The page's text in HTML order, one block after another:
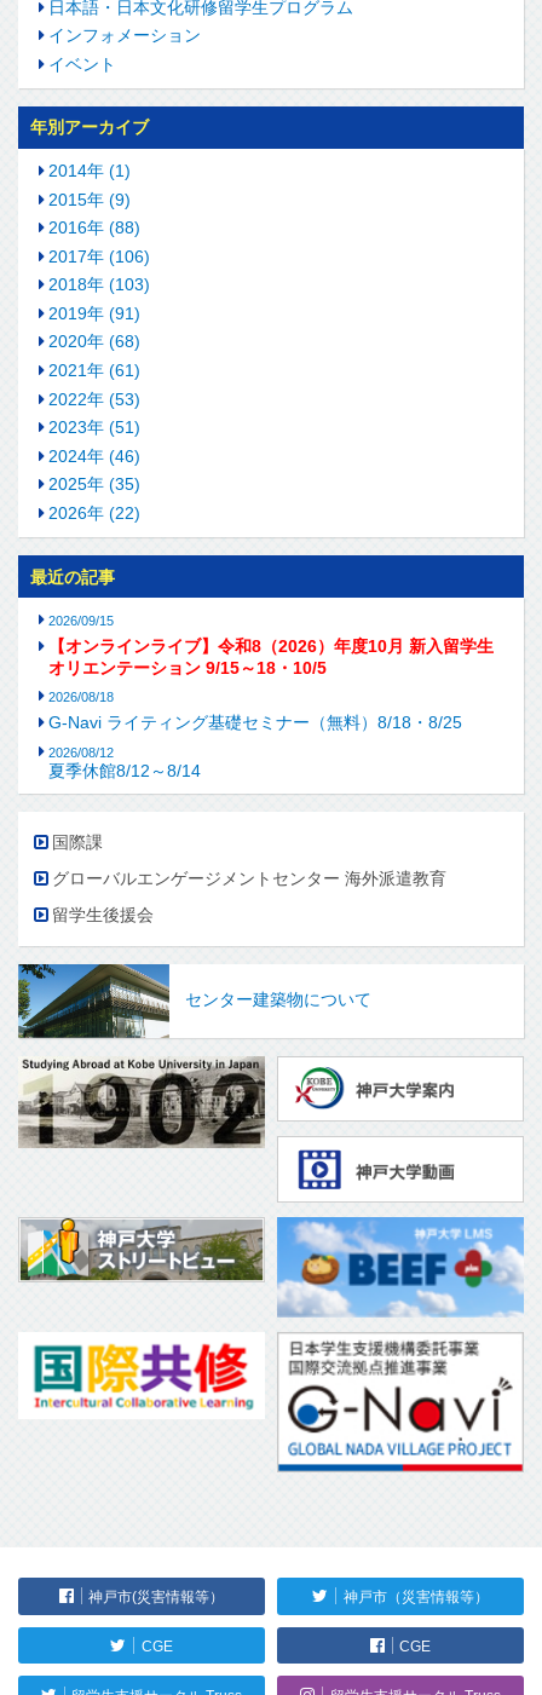
日本語・日本文化研修留学生プログラム
インフォメーション
イベント
年別アーカイブ
2014年 (1)
2015年 (9)
2016年 (88)
2017年 (106)
2018年 (103)
2019年 (91)
2020年 (68)
2021年 (61)
2022年 (53)
2023年 (51)
2024年 (46)
2025年 (35)
2026年 (22)
最近の記事
2026/09/15
【オンラインライブ】令和8（2026）年度10月 新入留学生
オリエンテーション 9/15～18・10/5
2026/08/18
G-Navi ライティング基礎セミナー（無料）8/18・8/25
2026/08/12
夏季休館8/12～8/14
国際課
グローバルエンゲージメントセンター 海外派遣教育
留学生後援会
センター建築物について
神戸市(災害情報等） 神戸市（災害情報等）
CGE CGE